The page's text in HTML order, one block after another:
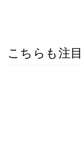
こちらも注目